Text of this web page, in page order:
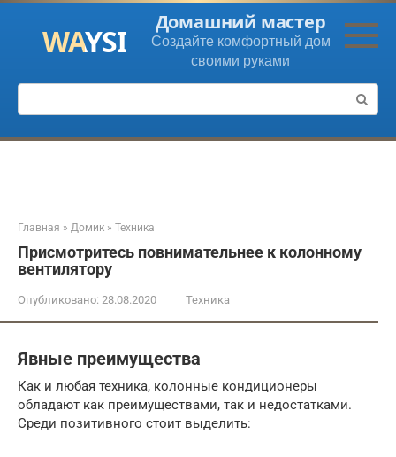
Перейти
контенту
Домашний мастер
Создайте комфортный дом
своими руками
Поиск:
Главная » Домик » Техника
Присмотритесь повнимательнее к колонному
вентилятору
Опубликовано: 28.08.2020 Техника
Явные преимущества
Как и любая техника, колонные кондиционеры
обладают как преимуществами, так и недостатками.
Среди позитивного стоит выделить: